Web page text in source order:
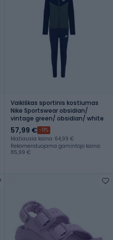
Vaikiškas sportinis kostiumas
Nike Sportswear obsidian/
vintage green/ obsidian/ white
57,99 € -11%
Mažiausia kaina: 64,99 €
Rekomenduojama gamintojo kaina:
85,99 €